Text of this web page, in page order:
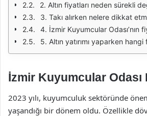
2. Altın fiyatları neden sürekli
3. Takı alırken nelere dikkat
4. İzmir Kuyumcular Odası’nın fiyatları
5. Altın yatırımı yaparken hangi faktörleri göz
İzmir Kuyumcular Odası
2023 yılı, kuyumculuk sektöründe
yaşandığı bir dönem oldu. Özellikle